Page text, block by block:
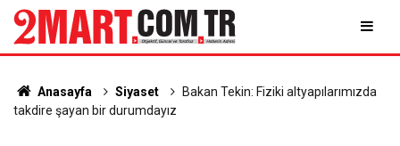
Anasayfa Siyaset
Bakan Tekin: Fiziki altyapılarımızda
takdire şayan bir durumdayız